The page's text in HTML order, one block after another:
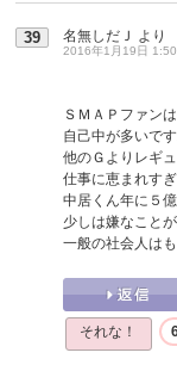
39 名無しだＪ より
2016年1月19日
ＳＭＡＰファン
自己中が多いです
他のＧよりレギ
仕事に恵まれす
中居くん年に５
少しは嫌なこと
一般の社会人は
それな！